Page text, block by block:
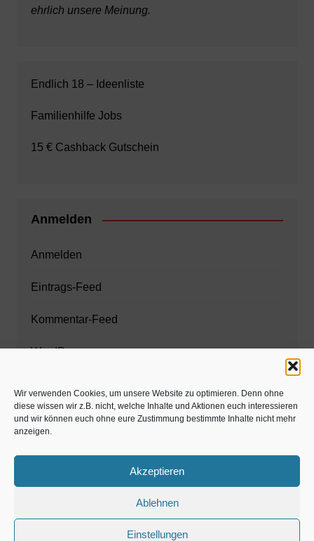
Wir verwenden Cookies, um unsere Website zu optimieren. Denn ohne
diese wissen wir z.B. nicht, welche Inhalte und Aktionen euch interessieren
und wir können euch ohne eure Zustimmung bestimmte Inhalte nicht mehr
anzeigen.
Akzeptieren
Ablehnen
Einstellungen
ehrlich unsere Meinung.
Endlich 18 – Ideenliste
Familienhilfe Jobs
15 € Cashback Gutschein
Anmelden
Anmelden
Eintrags-Feed
Kommentar-Feed
WordPress.org
Zahnarzt München
www.estaregistrierung.org – ESTA
©familös - dieTestfamilie -